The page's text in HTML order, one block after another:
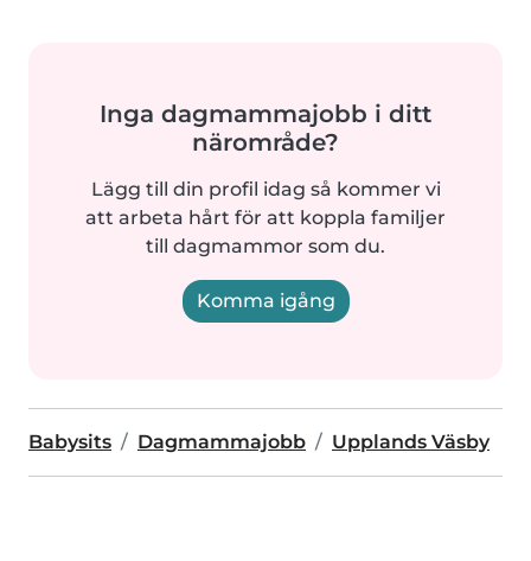
Inga dagmammajobb i ditt
närområde?
Lägg till din profil idag så kommer vi
att arbeta hårt för att koppla familjer
till dagmammor som du.
Komma igång
Babysits Dagmammajobb Upplands Väsby